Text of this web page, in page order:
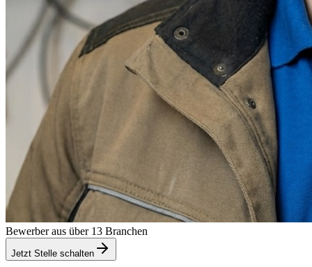
Bewerber aus über 13 Branchen
Jetzt Stelle schalten